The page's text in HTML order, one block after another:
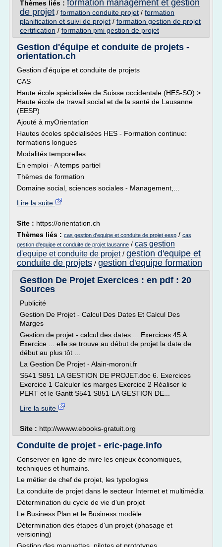
Thèmes liés : formation management et gestion
de projet / formation conduite projet / formation
planification et suivi de projet / formation gestion de projet
certification / formation pmi gestion de projet
Gestion d'équipe et conduite de projets -
orientation.ch
Gestion d'équipe et conduite de projets
CAS
Haute école spécialisée de Suisse occidentale (HES-SO) >
Haute école de travail social et de la santé de Lausanne
(EESP)
Ajouté à myOrientation
Hautes écoles spécialisées HES - Formation continue:
formations longues
Modalités temporelles
En emploi - A temps partiel
Thèmes de formation
Domaine social, sciences sociales - Management,...
Lire la suite
Site : https://orientation.ch
Thèmes liés : cas gestion d'equipe et conduite de projet eesp / cas
gestion d'equipe et conduite de projet lausanne / cas gestion
d'equipe et conduite de projet/ gestion d'equipe et
conduite de projets / gestion d'equipe formation
Gestion De Projet Exercices : en pdf : 20
Sources
Publicité
Gestion De Projet - Calcul Des Dates Et Calcul Des
Marges
Gestion de projet - calcul des dates ... Exercices 45 A.
Exercice ... elle se trouve au début de projet la date de
début au plus tôt ...
La Gestion De Projet - Alain-moroni.fr
S541 S851 LA GESTION DE PROJET.doc 6. Exercices
Exercice 1 Calculer les marges Exercice 2 Réaliser le
PERT et le Gantt S541 S851 LA GESTION DE...
Lire la suite
Site : http://wwww.ebooks-gratuit.org
Conduite de projet - eric-page.info
Conserver en ligne de mire les enjeux économiques,
techniques et humains.
Le métier de chef de projet, les typologies
La conduite de projet dans le secteur Internet et multimédia
Détermination du cycle de vie d'un projet
Le Business Plan et le Business modèle
Détermination des étapes d'un projet (phasage et
versioning)